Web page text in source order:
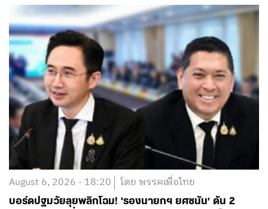
August 6, 2026 - 18:20 โดย พรรคเพื่อไทย
บอร์ดปฐมวัยลุยพลิกโฉม! ‘รองนายกฯ ยศชนัน’ ดัน 2